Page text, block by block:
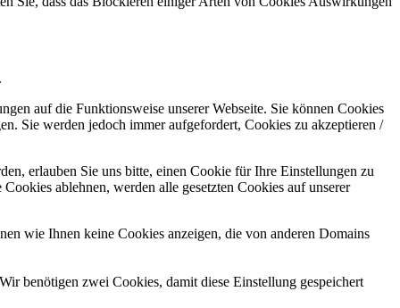
auf die Funktionsweise unserer Webseite. Sie können Cookies
Sie werden jedoch immer aufgefordert, Cookies zu akzeptieren /
erlauben Sie uns bitte, einen Cookie für Ihre Einstellungen zu
ablehnen, werden alle gesetzten Cookies auf unserer
wie Ihnen keine Cookies anzeigen, die von anderen Domains
benötigen zwei Cookies, damit diese Einstellung gespeichert